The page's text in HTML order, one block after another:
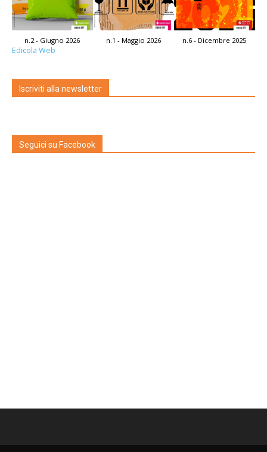
n.2 - Giugno 2026 n.1 - Maggio 2026 n.6 - Dicembre 2025
Edicola Web
Iscriviti alla newsletter
Seguici su Facebook